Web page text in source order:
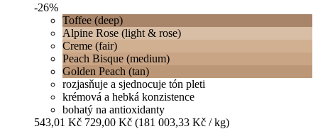
-26%
Toffee (deep)
Alpine Rose (light & rose)
Creme (fair)
Peach Bisque (medium)
Golden Peach (tan)
rozjasňuje a sjednocuje tón pleti
krémová a hebká konzistence
bohatý na antioxidanty
543,01 Kč 729,00 Kč (181 003,33 Kč / kg)